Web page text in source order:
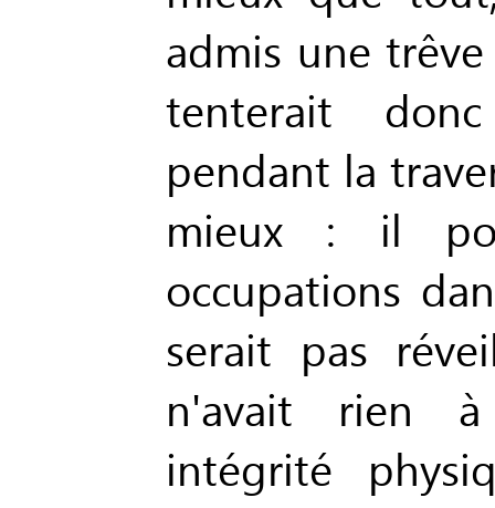
admis une
tenterait
pendant la
mieux : il
occupations
serait pas
n'avait rien
intégrité